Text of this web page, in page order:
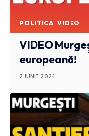
POLITICA VIDEO
VIDEO
europeană!
2 IUNIE 2024